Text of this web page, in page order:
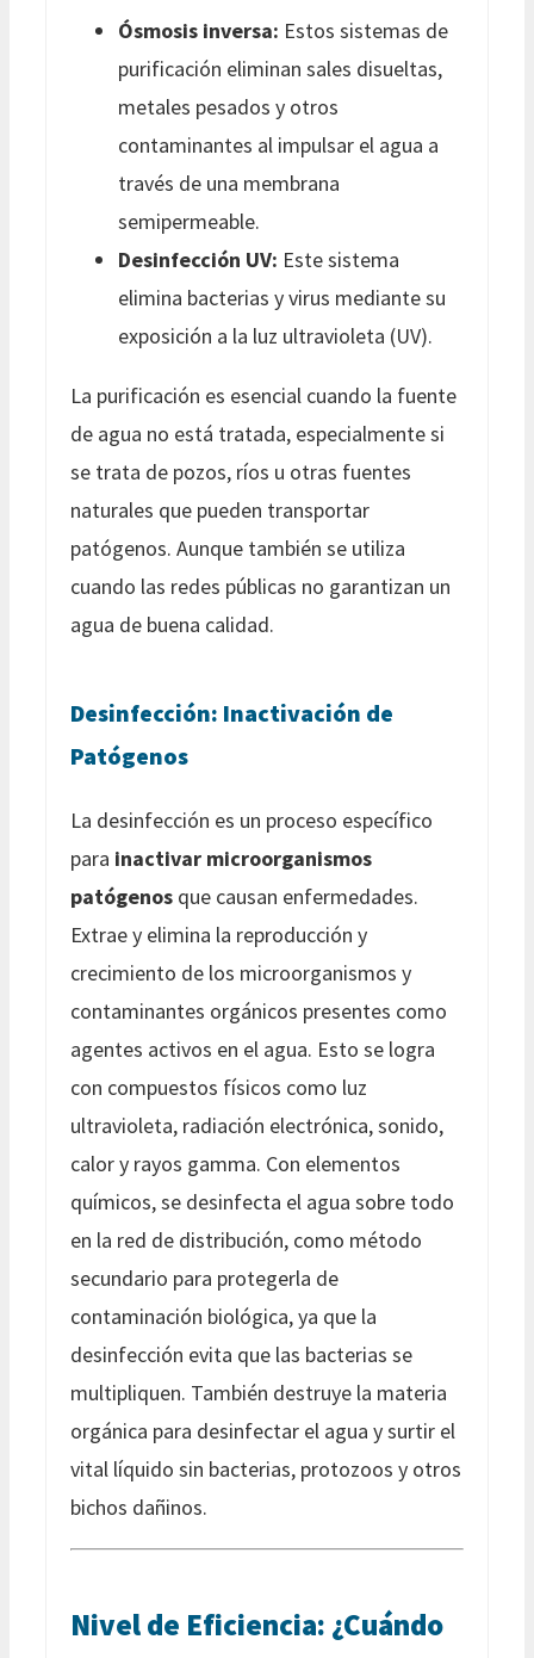
Ósmosis inversa: Estos sistemas de
purificación eliminan sales disueltas,
metales pesados y otros
contaminantes al impulsar el agua a
través de una membrana
semipermeable.
Desinfección UV: Este sistema
elimina bacterias y virus mediante su
exposición a la luz ultravioleta (UV).
La purificación es esencial cuando la fuente
de agua no está tratada, especialmente si
se trata de pozos, ríos u otras fuentes
naturales que pueden transportar
patógenos. Aunque también se utiliza
cuando las redes públicas no garantizan un
agua de buena calidad.
Desinfección: Inactivación de
Patógenos
La desinfección es un proceso específico
para inactivar microorganismos
patógenos que causan enfermedades.
Extrae y elimina la reproducción y
crecimiento de los microorganismos y
contaminantes orgánicos presentes como
agentes activos en el agua. Esto se logra
con compuestos físicos como luz
ultravioleta, radiación electrónica, sonido,
calor y rayos gamma. Con elementos
químicos, se desinfecta el agua sobre todo
en la red de distribución, como método
secundario para protegerla de
contaminación biológica, ya que la
desinfección evita que las bacterias se
multipliquen. También destruye la materia
orgánica para desinfectar el agua y surtir el
vital líquido sin bacterias, protozoos y otros
bichos dañinos.
Nivel de Eficiencia: ¿Cuándo